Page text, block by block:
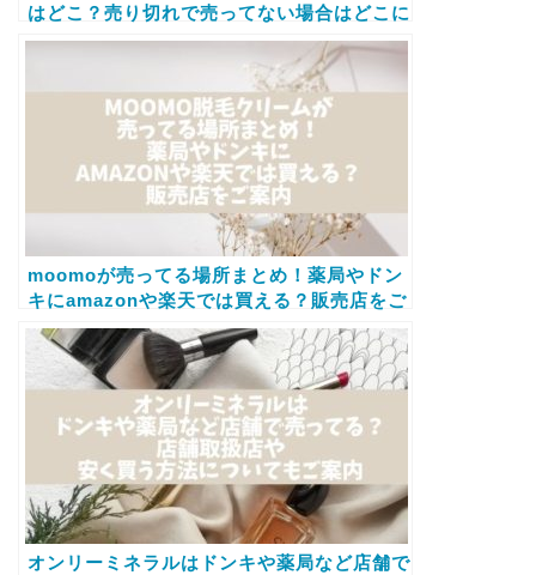
はどこ？売り切れで売ってない場合はどこに
売ってるかと効果や使い方もご案内します
moomoが売ってる場所まとめ！薬局やドン
キにamazonや楽天では買える？販売店をご
案内
オンリーミネラルはドンキや薬局など店舗で